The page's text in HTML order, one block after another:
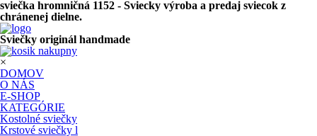
sviečka hromničná 1152 - Sviecky výroba a predaj sviecok z
chránenej dielne.
Sviečky originál handmade
×
DOMOV
O NÁS
E-SHOP
KATEGÓRIE
Kostolné sviečky
Krstové sviečky l